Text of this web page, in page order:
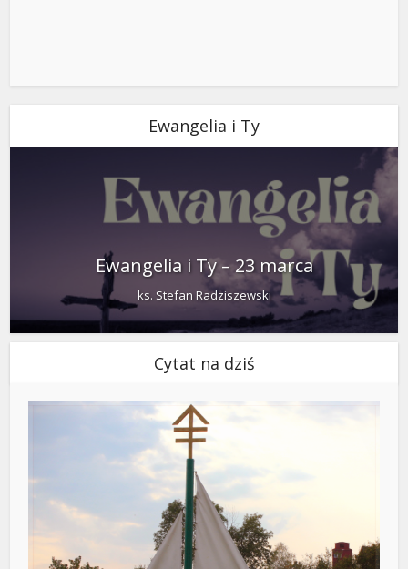
Ewangelia i Ty
Ewangelia i Ty – 23 marca
ks. Stefan Radziszewski
Cytat na dziś